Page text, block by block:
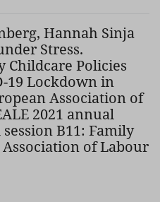
Hannah Sinja
Stress.
Childcare Policies
19 Lockdown in
Association of
2021 annual
B11: Family
of Labour